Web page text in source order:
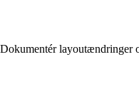
Dokumentér layoutændringer